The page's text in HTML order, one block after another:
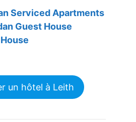
Serviced Apartments
Guest House
un hôtel à Leith